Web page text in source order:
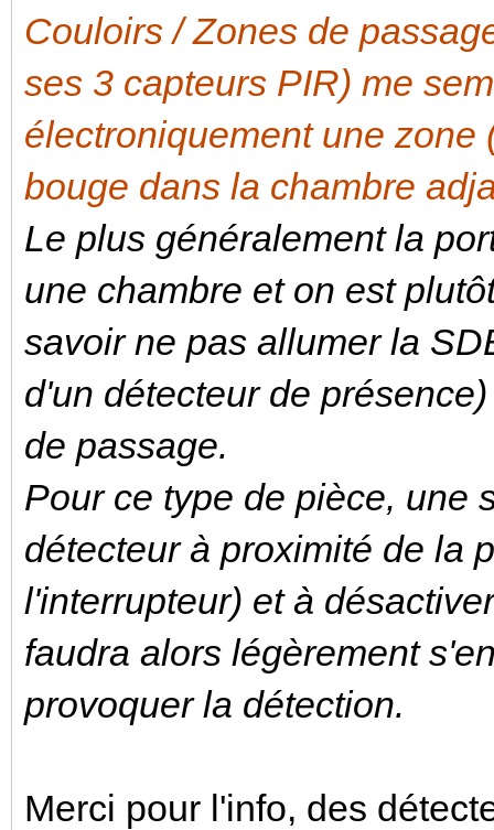
Couloirs / Zones de
ses 3 capteurs PIR) me
électroniquement une
bouge dans la chambre
Le plus généralement la
une chambre et on est
savoir ne pas allumer la
d'un détecteur de
de passage.
Pour ce type de pièce, une
détecteur à proximité de la
l'interrupteur) et à
faudra alors légèrement
provoquer la détection.
Merci pour l'info, des